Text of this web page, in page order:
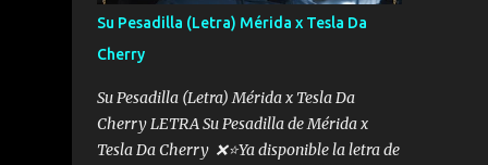
trucha mis plebes Música A veces me pongo
un sombrero a veces me ven la cachucha de
lado con la mirada siempre en alto A veces
me fajó una super o a veces me fajó una
Glock siempre armado todas las
generaciones yo traigo El chiste es que hago
Su Pesadilla (Letra) Mérida x Tesla Da
Cherry
Su Pesadilla (Letra) Mérida x Tesla Da
Cherry LETRA Su Pesadilla de Mérida x
Tesla Da Cherry ❌⭐Ya disponible la letra de